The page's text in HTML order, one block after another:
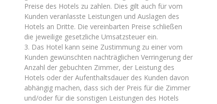
Preise des Hotels zu zahlen. Dies gilt auch für vom
Kunden veranlasste Leistungen und Auslagen des
Hotels an Dritte. Die vereinbarten Preise schließen
die jeweilige gesetzliche Umsatzsteuer ein.
3. Das Hotel kann seine Zustimmung zu einer vom
Kunden gewünschten nachträglichen Verringerung der
Anzahl der gebuchten Zimmer, der Leistung des
Hotels oder der Aufenthaltsdauer des Kunden davon
abhängig machen, dass sich der Preis für die Zimmer
und/oder für die sonstigen Leistungen des Hotels